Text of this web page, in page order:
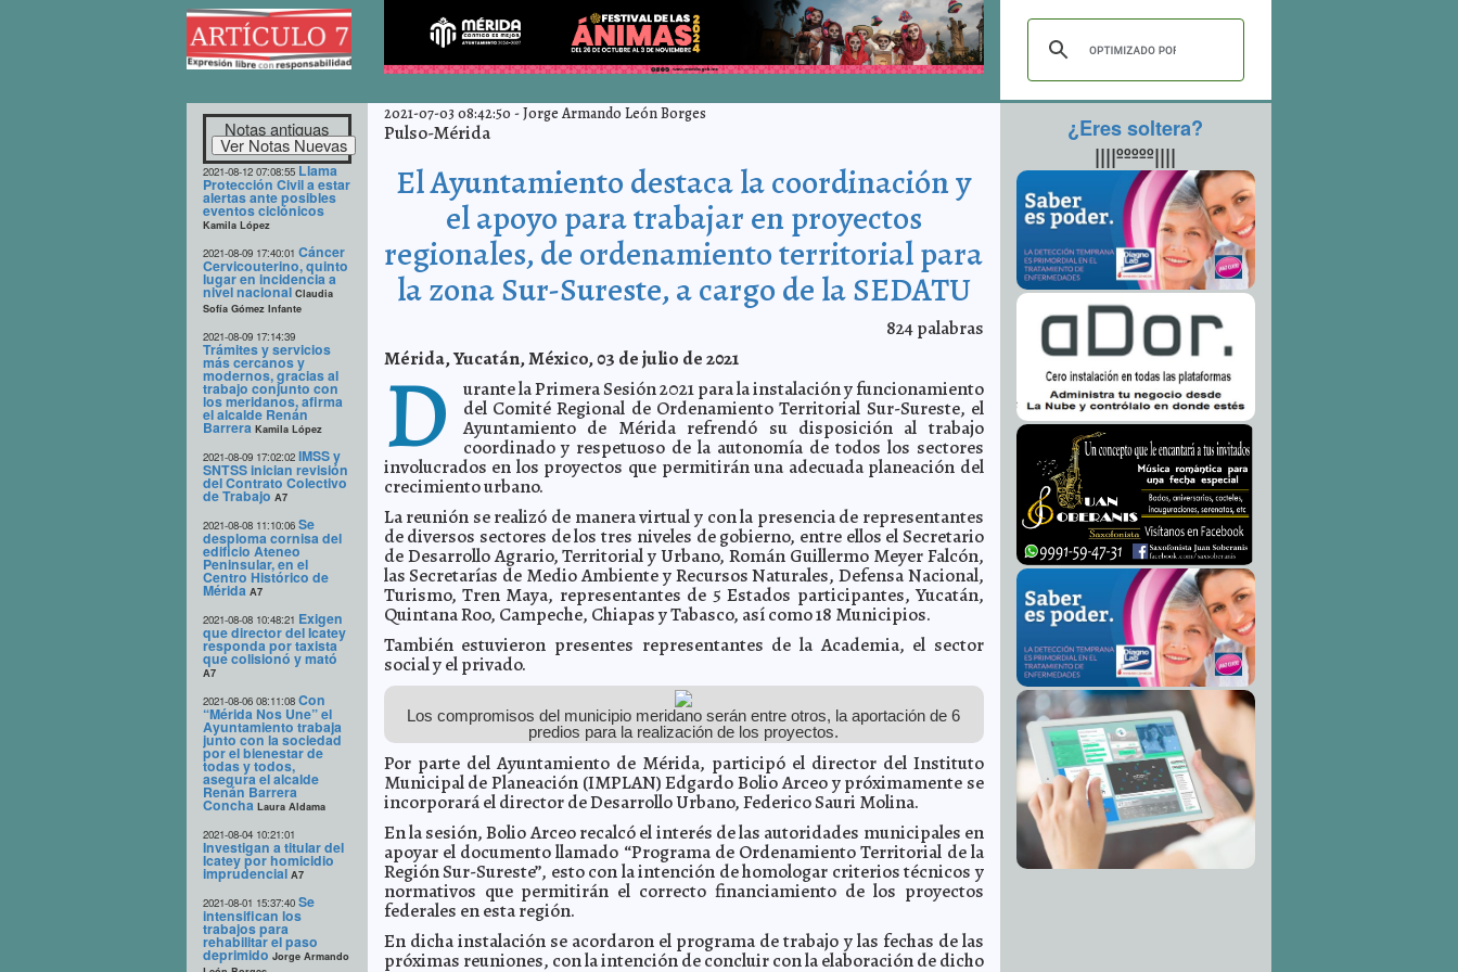
Notas antiguas
2021-08-12 07:08:55 Llama
Protección Civil a estar
alertas ante posibles
eventos ciclónicos
Kamila López
2021-08-09 17:40:01 Cáncer
Cervicouterino, quinto
lugar en incidencia a
nivel nacional Claudia
Sofía Gómez Infante
2021-08-09 17:14:39
Trámites y servicios
más cercanos y
modernos, gracias al
trabajo conjunto con
los meridanos, afirma
el alcalde Renán
Barrera Kamila López
2021-08-09 17:02:02 IMSS y
SNTSS inician revisión
del Contrato Colectivo
de Trabajo A7
2021-08-08 11:10:06 Se
desploma cornisa del
edificio Ateneo
Peninsular, en el
Centro Histórico de
Mérida A7
2021-08-08 10:48:21 Exigen
que director del Icatey
responda por taxista
que colisionó y mató
A7
2021-08-06 08:11:08 Con
“Mérida Nos Une” el
Ayuntamiento trabaja
junto con la sociedad
por el bienestar de
todas y todos,
asegura el alcalde
Renán Barrera
Concha Laura Aldama
2021-08-04 10:21:01
Investigan a titular del
Icatey por homicidio
imprudencial A7
2021-08-01 15:37:40 Se
intensifican los
trabajos para
rehabilitar el paso
deprimido Jorge Armando
2021-07-03 08:42:50 -Jorge Armando León Borges
Pulso-Mérida
El Ayuntamiento destaca la coordinación y
el apoyo para trabajar en proyectos
regionales, de ordenamiento territorial para
la zona Sur-Sureste, a cargo de la SEDATU
824palabras
Mérida, Yucatán, México, 03 de julio de 2021
D urante la Primera Sesión 2021 para la instalación y funcionamiento
del Comité Regional de Ordenamiento Territorial Sur-Sureste, el
Ayuntamiento de Mérida refrendó su disposición al trabajo
coordinado y respetuoso de la autonomía de todos los sectores
involucrados en los proyectos que permitirán una adecuada planeación del
crecimiento urbano.
La reunión se realizó de manera virtual y con la presencia de representantes
de diversos sectores de los tres niveles de gobierno, entre ellos el Secretario
de Desarrollo Agrario, Territorial y Urbano, Román Guillermo Meyer Falcón,
las Secretarías de Medio Ambiente y Recursos Naturales, Defensa Nacional,
Turismo, Tren Maya, representantes de 5 Estados participantes, Yucatán,
Quintana Roo, Campeche, Chiapas y Tabasco, así como 18 Municipios.
También estuvieron presentes representantes de la Academia, el sector
social y el privado.
Los compromisos del municipio meridano serán entre otros, la aportación de 6
predios para la realización de los proyectos.
Por parte del Ayuntamiento de Mérida, participó el director del Instituto
Municipal de Planeación (IMPLAN) Edgardo Bolio Arceo y próximamente se
incorporará el director de Desarrollo Urbano, Federico Sauri Molina.
En la sesión, Bolio Arceo recalcó el interés de las autoridades municipales en
apoyar el documento llamado “Programa de Ordenamiento Territorial de la
Región Sur-Sureste”, esto con la intención de homologar criterios técnicos y
normativos que permitirán el correcto financiamiento de los proyectos
federales en esta región.
En dicha instalación se acordaron el programa de trabajo y las fechas de las
próximas reuniones, con la intención de concluir con la elaboración de dicho
¿Eres soltera?
||||ººººº||||